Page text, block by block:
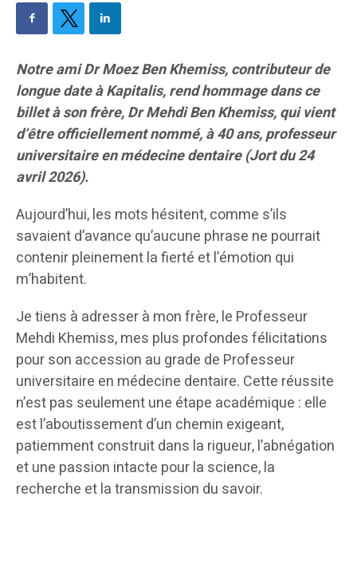
Notre ami Dr Moez Ben Khemiss, contributeur de
longue date à Kapitalis, rend hommage dans ce
billet à son frère, Dr Mehdi Ben Khemiss, qui vient
d’être officiellement nommé, à 40 ans, professeur
universitaire en médecine dentaire (Jort du 24
avril 2026).
Aujourd’hui, les mots hésitent, comme s’ils
savaient d’avance qu’aucune phrase ne pourrait
contenir pleinement la fierté et l’émotion qui
m’habitent.
Je tiens à adresser à mon frère, le Professeur
Mehdi Khemiss, mes plus profondes félicitations
pour son accession au grade de Professeur
universitaire en médecine dentaire. Cette réussite
n’est pas seulement une étape académique : elle
est l’aboutissement d’un chemin exigeant,
patiemment construit dans la rigueur, l’abnégation
et une passion intacte pour la science, la
recherche et la transmission du savoir.